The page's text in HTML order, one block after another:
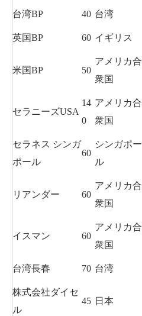
台湾BP 40 台湾
英国BP 60 イギリス
米国BP 50
アメリカ合
衆国
セラニーズUSA
14
0
アメリカ合
衆国
セラネス シンガ
ポール
60
シンガポー
ル
リアンダー 60
アメリカ合
衆国
イスマン 60
アメリカ合
衆国
台湾長春 70 台湾
株式会社ダイセ
ル
45 日本